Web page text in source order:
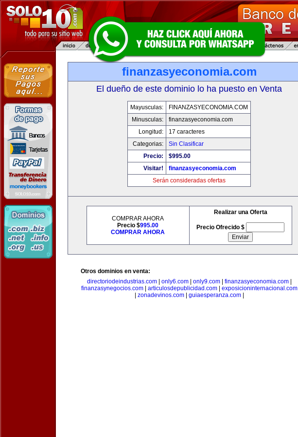
finanzasyeconomia.com
El dueño de este dominio lo ha puesto en Venta
Mayusculas:
FINANZASYECONOMIA.COM
Minusculas:
finanzasyeconomia.com
Longitud:
17 caracteres
Categorias:
Sin Clasificar
Precio:
$995.00
Visitar!
finanzasyeconomia.com
Serán consideradas ofertas
COMPRAR AHORA
Precio $995.00
COMPRAR AHORA
Realizar una Oferta
Precio Ofrecido $
Otros dominios en venta:
directoriodeindustrias.com| only6.com| only9.com| finanzasyeconomia.com|
finanzasynegocios.com| articulosdepublicidad.com| exposicioninternacional.com
zonadevinos.com| guiaesperanza.com|